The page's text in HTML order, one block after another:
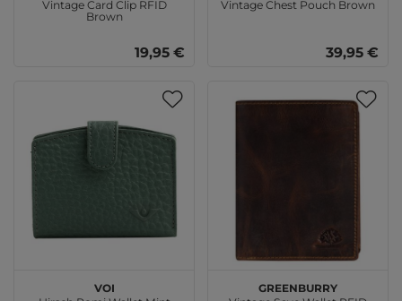
Vintage Card Clip RFID
Brown
19,95 €
Vintage Chest Pouch Brown
39,95 €
VOi GREENBURRY